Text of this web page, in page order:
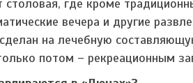
столовая, где кроме
вечера и другие
на лечебную
потом – рекреационным